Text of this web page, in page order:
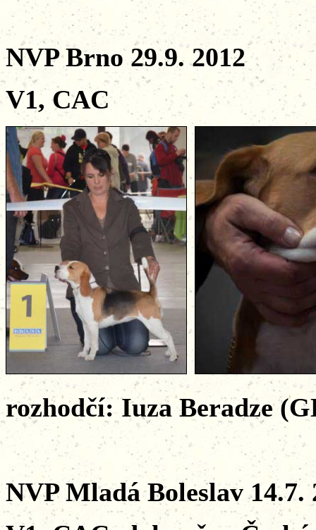
NVP Brno 29.9. 2012
V1, CAC
rozhodčí: Iuza Beradze
NVP Mladá Boleslav 14.7.